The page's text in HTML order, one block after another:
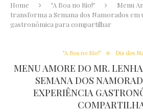
Home "A Boa no Rio!"
Menu
transforma a Semana dos Namorados em
gastronômica para compartilhar
"A Boa no Rio!" Dia dos
MENU AMORE DO MR.
SEMANA DOS
EXPERIÊNCIA